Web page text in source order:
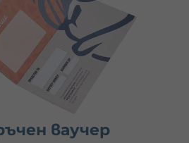
ваучер